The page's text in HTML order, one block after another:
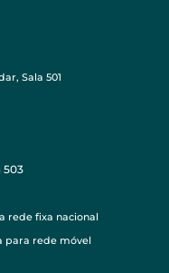
Sala 501
503
rede fixa nacional
para rede móvel